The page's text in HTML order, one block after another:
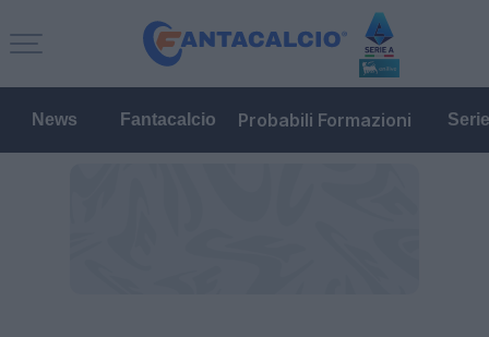
News Fantacalcio Probabili Formazioni